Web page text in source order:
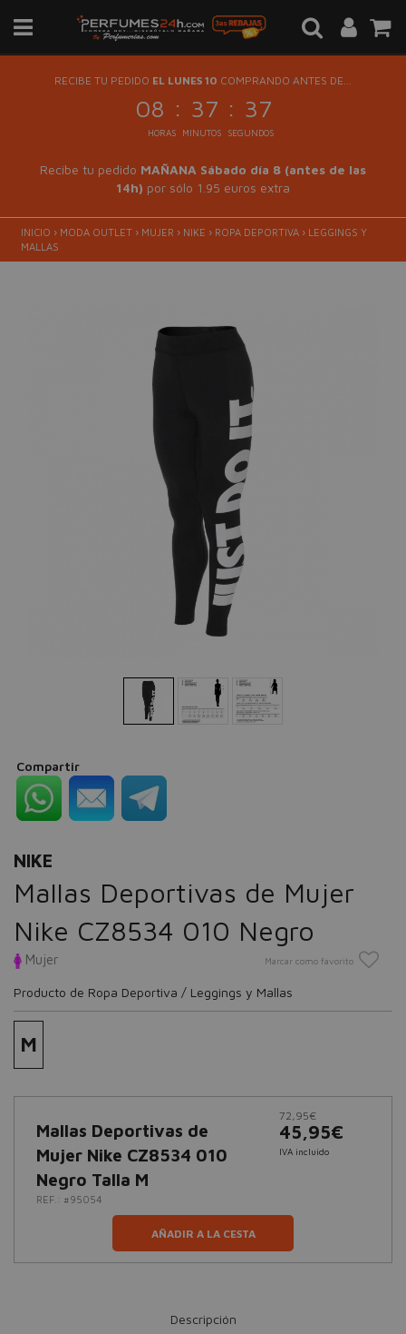
RECIBE TU PEDIDO EL LUNES 10 COMPRANDO ANTES DE...
08 : 37 : 37
HORAS MINUTOS SEGUNDOS
Recibe tu pedido MAÑANA Sábado día 8 (antes de las
14h) por sólo 1.95 euros extra
INICIO › MODA OUTLET › MUJER › NIKE › ROPA DEPORTIVA › LEGGINGS Y
MALLAS
Compartir
NIKE
Mallas Deportivas de Mujer
Nike CZ8534 010 Negro
Mujer Marcar como favorito
Producto de Ropa Deportiva / Leggings y Mallas
M
Mallas Deportivas de
Mujer Nike CZ8534 010
Negro Talla M
REF.: #95054
72,95€
45,95€
IVA incluido
AÑADIR A LA CESTA
Descripción